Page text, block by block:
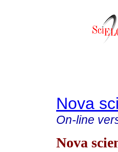
Nova
On-line
Nova